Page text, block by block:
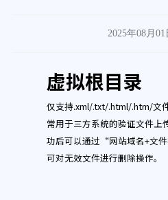
2025年08月01
虚拟根目录
仅支持.xml/.txt/.html/.htm/文
常用于三方系统的验证文件上
功后可以通过“网站域名+文件
可对无效文件进行删除操作。